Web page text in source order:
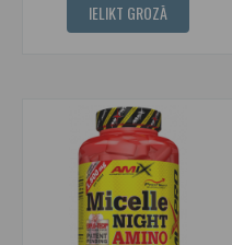
IELIKT GROZĀ